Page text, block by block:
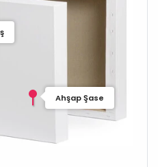
Ahşap Şase